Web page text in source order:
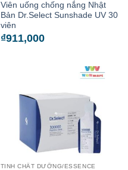
Viên uống chống nắng Nhật
Bản Dr.Select Sunshade UV 30
viên
₫911,000
TINH CHẤT DƯỠNG/ESSENCE